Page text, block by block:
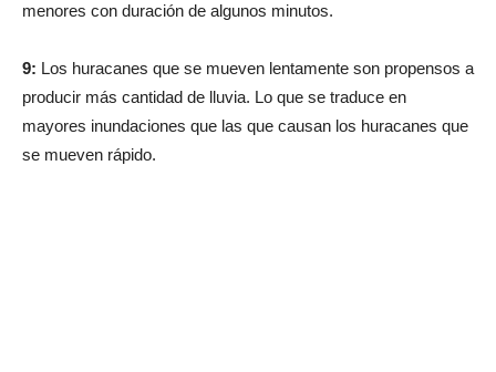
menores con duración de algunos minutos.
9: Los huracanes que se mueven lentamente son propensos a
producir más cantidad de lluvia. Lo que se traduce en
mayores inundaciones que las que causan los huracanes que
se mueven rápido.